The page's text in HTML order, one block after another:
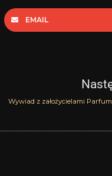
EMAIL
Wywiad z założycielami